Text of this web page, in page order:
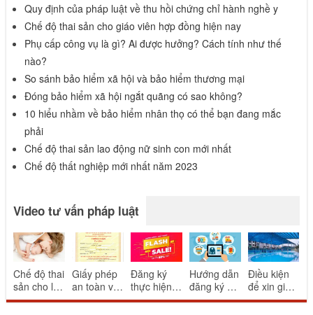
Quy định của pháp luật về thu hồi chứng chỉ hành nghề y
Chế độ thai sản cho giáo viên hợp đồng hiện nay
Phụ cấp công vụ là gì? Ai được hưởng? Cách tính như thế
nào?
So sánh bảo hiểm xã hội và bảo hiểm thương mại
Đóng bảo hiểm xã hội ngắt quãng có sao không?
10 hiểu nhầm về bảo hiểm nhân thọ có thể bạn đang mắc
phải
Chế độ thai sản lao động nữ sinh con mới nhất
Chế độ thất nghiệp mới nhất năm 2023
Video tư vấn pháp luật
Chế độ thai
sản cho lao
động nữ
Giấy phép
an toàn vệ
sinh thực
Đăng ký
thực hiện
khuyến mại
Hướng dẫn
đăng ký và
thông báo
Điều kiện
để xin giấy
phép bể